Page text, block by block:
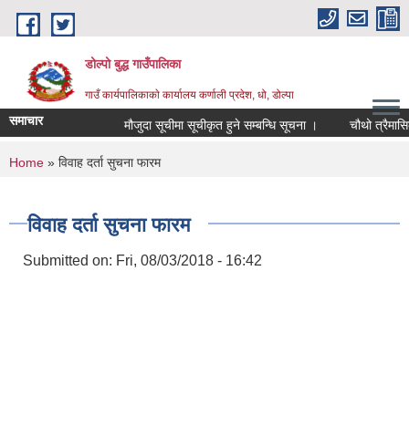
Skip to main content
डोल्पो बुद्ध गाउँपालिका
गाउँ कार्यपालिकाकाे कार्यालय कर्णाली प्रदेश, धो, डोल्पा
समाचार मौजुदा सूचीमा सूचीकृत हुने सम्बन्धि सूचना । चौथो त्रैमासिक
You are here
Home » विवाह दर्ता सुचना फारम
विवाह दर्ता सुचना फारम
Submitted on: Fri, 08/03/2018 - 16:42